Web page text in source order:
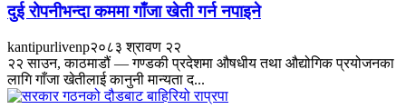
दुई रोपनीभन्दा कममा गाँजा खेती गर्न नपाइने
kantipurlivenp२०८३ श्रावण २२
२२ साउन, काठमाडौं — गण्डकी प्रदेशमा औषधीय तथा औद्योगिक प्रयोजनका
लागि गाँजा खेतीलाई कानुनी मान्यता द...